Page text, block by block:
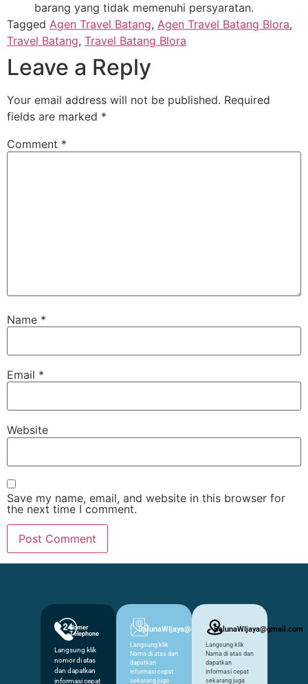
barang yang tidak memenuhi persyaratan.
Tagged Agen Travel Batang, Agen Travel Batang Blora,
Travel Batang, Travel Batang Blora
Leave a Reply
Your email address will not be published. Required
fields are marked *
Comment *
Name *
Email *
Website
Save my name, email, and website in this browser for
the next time I comment.
Nomer
Telephone
Langsung klik
nomor di atas
dan dapatkan
informasi cepat
BalunaWIjaya@gmail.com
Langsung klik
Nama di atas dan
dapatkan
informasi cepat
sekarang juga
BalunaWIjaya@gmail.com
Langsung klik
Nama di atas dan
dapatkan
informasi cepat
sekarang juga